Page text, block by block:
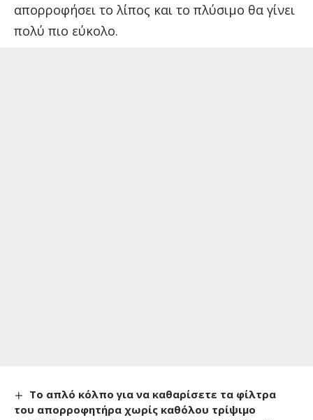
απορροφήσει το λίπος και το πλύσιμο θα γίνει
πολύ πιο εύκολο.
Το απλό κόλπο για να καθαρίσετε τα φίλτρα
του απορροφητήρα χωρίς καθόλου τρίψιμο